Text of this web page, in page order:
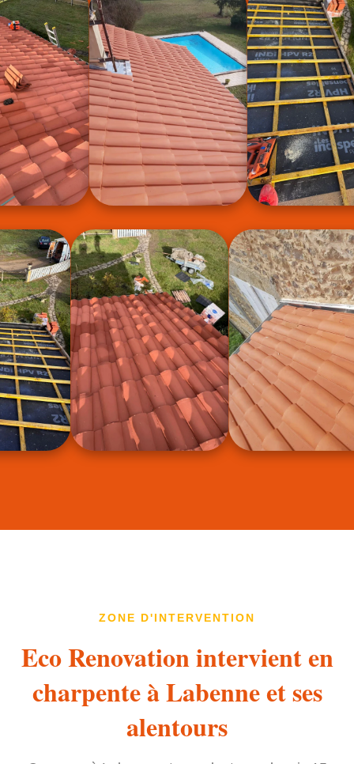
ZONE D'INTERVENTION
Eco Renovation intervient en
charpente à Labenne et ses
alentours